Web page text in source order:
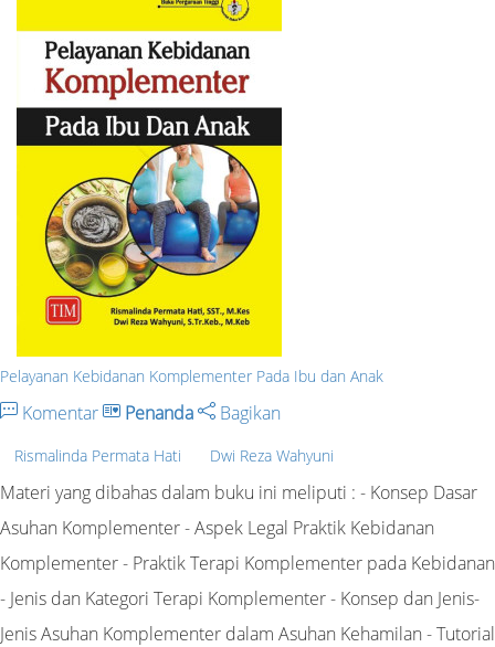
Pelayanan Kebidanan Komplementer Pada Ibu dan Anak
Komentar Penanda Bagikan
Rismalinda Permata Hati Dwi Reza Wahyuni
Materi yang dibahas dalam buku ini meliputi : - Konsep Dasar
Asuhan Komplementer - Aspek Legal Praktik Kebidanan
Komplementer - Praktik Terapi Komplementer pada Kebidanan
- Jenis dan Kategori Terapi Komplementer - Konsep dan Jenis-
Jenis Asuhan Komplementer dalam Asuhan Kehamilan - Tutorial